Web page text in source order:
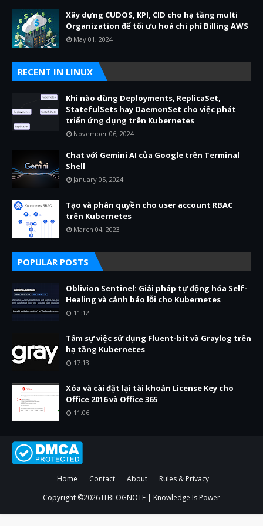
Xây dựng CUDOS, KPI, CID cho hạ tầng multi
Organization để tối ưu hoá chi phí Billing AWS
May 01, 2024
RECENT IN LINUX
Khi nào dùng Deployments, ReplicaSet,
StatefulSets hay DaemonSet cho việc phát
triển ứng dụng trên Kubernetes
November 06, 2024
Chat với Gemini AI của Google trên Terminal
Shell
January 05, 2024
Tạo và phân quyền cho user account RBAC
trên Kubernetes
March 04, 2023
POPULAR POSTS
Oblivion Sentinel: Giải pháp tự động hóa Self-
Healing và cảnh báo lỗi cho Kubernetes
11:12
Tâm sự việc sử dụng Fluent-bit và Graylog trên
hạ tầng Kubernetes
17:13
Xóa và cài đặt lại tài khoản License Key cho
Office 2016 và Office 365
11:06
Home Contact About
Rules & Privacy
Copyright ©2026 ITBLOGNOTE | Knowledge Is Power